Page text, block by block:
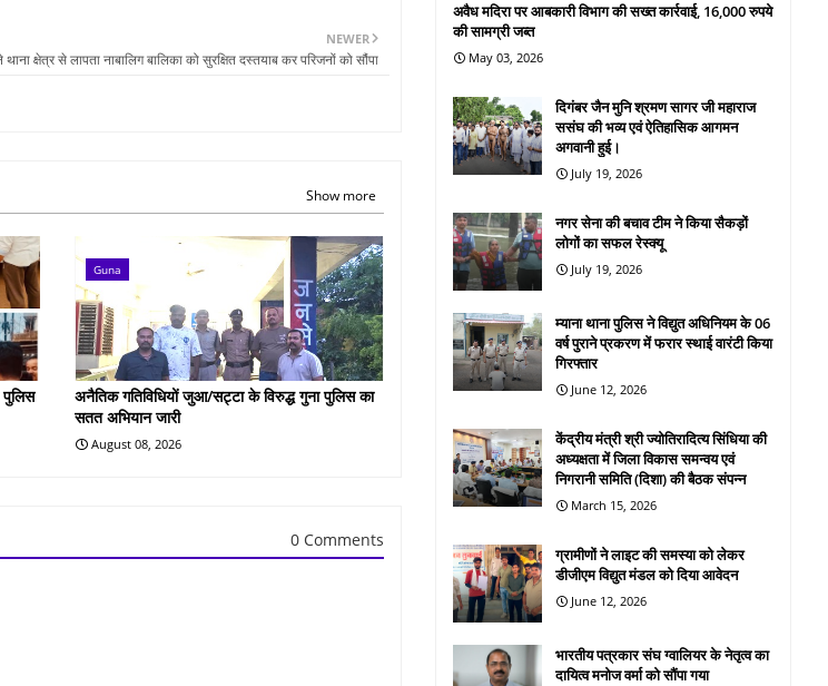
NEWER
क्षेत्र से लापता नाबालिग बालिका को सुरक्षित दस्तयाब कर परिजनों को सौंपा
Show more
पुलिस
Guna
अनैतिक गतिविधियों जुआ/सट्टा के विरुद्ध गुना पुलिस का
सतत अभियान जारी
August 08, 2026
0 Comments
अवैध मदिरा पर आबकारी विभाग की सख्त कार्रवाई, 16,000 रुपये
की सामग्री जब्त
May 03, 2026
दिगंबर जैन मुनि श्रमण सागर जी महाराज
ससंघ की भव्य एवं ऐतिहासिक आगमन
अगवानी हुई।
July 19, 2026
नगर सेना की बचाव टीम ने किया सैकड़ों
लोगों का सफल रेस्क्यू
July 19, 2026
म्याना थाना पुलिस ने विद्युत अधिनियम के 06
वर्ष पुराने प्रकरण में फरार स्थाई वारंटी किया
गिरफ्तार
June 12, 2026
केंद्रीय मंत्री श्री ज्योतिरादित्य सिंधिया की
अध्यक्षता में जिला विकास समन्वय एवं
निगरानी समिति (दिशा) की बैठक संपन्न
March 15, 2026
ग्रामीणों ने लाइट की समस्या को लेकर
डीजीएम विद्युत मंडल को दिया आवेदन
June 12, 2026
भारतीय पत्रकार संघ ग्वालियर के नेतृत्व का
दायित्व मनोज वर्मा को सौंपा गया